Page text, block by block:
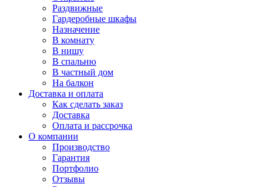
Раздвижные
Гардеробные шкафы
Назначение
В комнату
В нишу
В спальню
В частный дом
На балкон
Доставка и оплата
Как сделать заказ
Доставка
Оплата и рассрочка
О компании
Производство
Гарантия
Портфолио
Отзывы